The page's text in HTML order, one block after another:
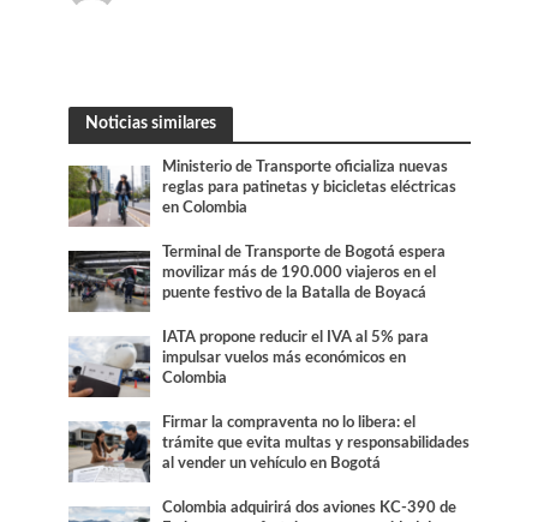
Noticias similares
Ministerio de Transporte oficializa nuevas
reglas para patinetas y bicicletas eléctricas
en Colombia
Terminal de Transporte de Bogotá espera
movilizar más de 190.000 viajeros en el
puente festivo de la Batalla de Boyacá
IATA propone reducir el IVA al 5% para
impulsar vuelos más económicos en
Colombia
Firmar la compraventa no lo libera: el
trámite que evita multas y responsabilidades
al vender un vehículo en Bogotá
Colombia adquirirá dos aviones KC-390 de